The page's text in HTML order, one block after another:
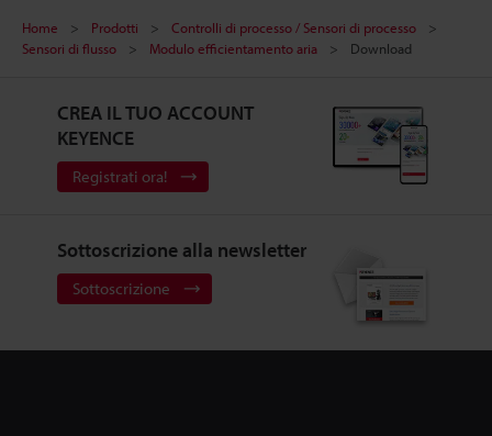
Home Prodotti
Controlli di processo / Sensori di processo
Sensori di flusso
Modulo efficientamento aria Download
CREA IL TUO ACCOUNT
KEYENCE
Registrati ora!
Sottoscrizione alla newsletter
Sottoscrizione